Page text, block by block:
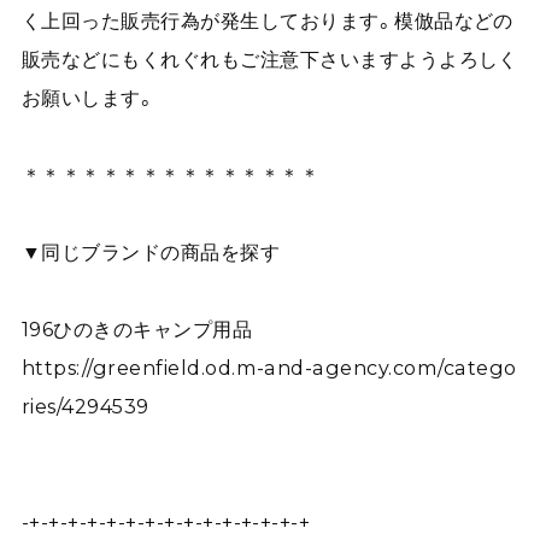
く上回った販売行為が発生しております。模倣品などの
販売などにもくれぐれもご注意下さいますようよろしく
お願いします。
＊＊＊＊＊＊＊＊＊＊＊＊＊＊＊
▼同じブランドの商品を探す
196ひのきのキャンプ用品
https://greenfield.od.m-and-agency.com/catego
ries/4294539
-+-+-+-+-+-+-+-+-+-+-+-+-+-+-+